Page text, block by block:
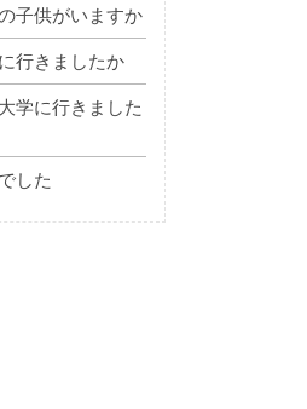
子供がいますか
行きましたか
学に行きました
した